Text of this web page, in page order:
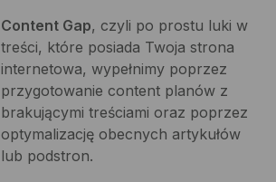
Content Gap, czyli po prostu luki w
treści, które posiada Twoja strona
internetowa, wypełnimy poprzez
przygotowanie content planów z
brakującymi treściami oraz poprzez
optymalizację obecnych artykułów
lub podstron.